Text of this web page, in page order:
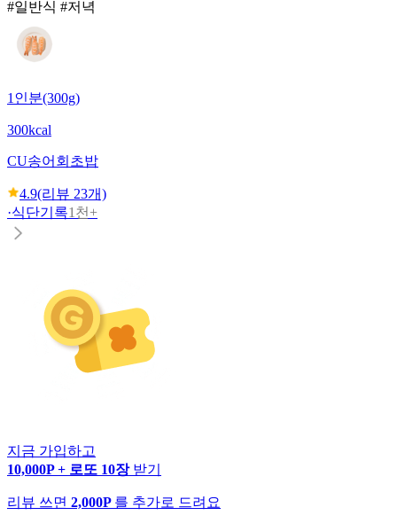
#일반식 #저녁
1인분(300g)
300kcal
CU송어회초밥
4.9(리뷰 23개)
·식단기록1천+
지금 가입하고
10,000P + 로또 10장 받기
리뷰 쓰면 2,000P 를 추가로 드려요